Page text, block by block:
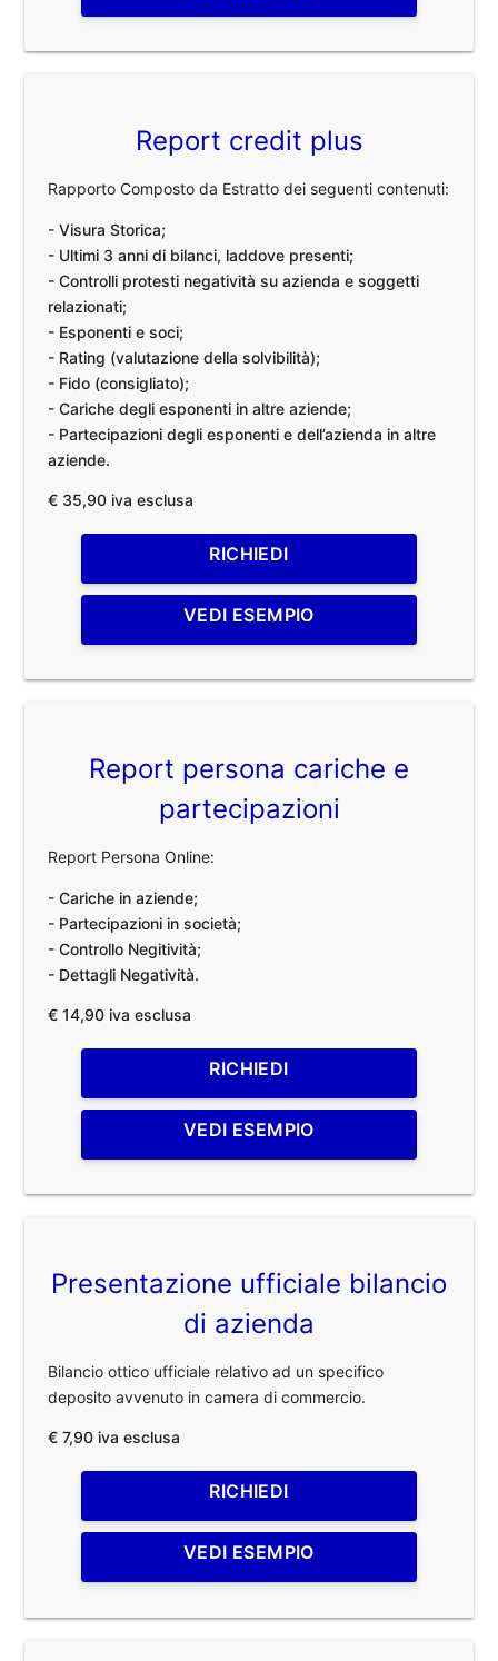
Report credit plus
Rapporto Composto da Estratto dei seguenti contenuti:
- Visura Storica;
- Ultimi 3 anni di bilanci, laddove presenti;
- Controlli protesti negatività su azienda e soggetti
relazionati;
- Esponenti e soci;
- Rating (valutazione della solvibilità);
- Fido (consigliato);
- Cariche degli esponenti in altre aziende;
- Partecipazioni degli esponenti e dell’azienda in altre
aziende.
€ 35,90 iva esclusa
RICHIEDI
VEDI ESEMPIO
Report persona cariche e
partecipazioni
Report Persona Online:
- Cariche in aziende;
- Partecipazioni in società;
- Controllo Negitività;
- Dettagli Negatività.
€ 14,90 iva esclusa
RICHIEDI
VEDI ESEMPIO
Presentazione ufficiale bilancio
di azienda
Bilancio ottico ufficiale relativo ad un specifico
deposito avvenuto in camera di commercio.
€ 7,90 iva esclusa
RICHIEDI
VEDI ESEMPIO